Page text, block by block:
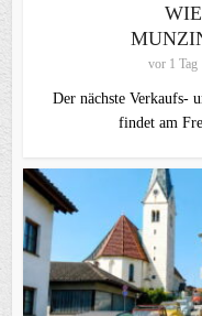
vor 1 Tag
Der nächste Verkaufs-
findet am